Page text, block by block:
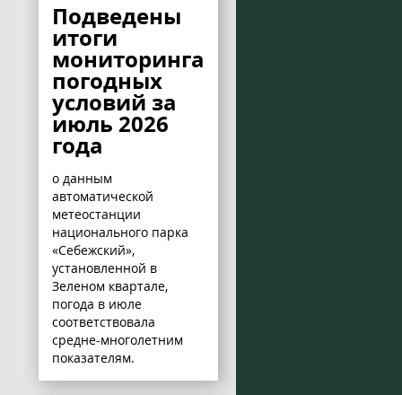
Подведены
итоги
мониторинга
погодных
условий за
июль 2026
года
о данным
автоматической
метеостанции
национального парка
«Себежский»,
установленной в
Зеленом квартале,
погода в июле
соответствовала
средне-многолетним
показателям.